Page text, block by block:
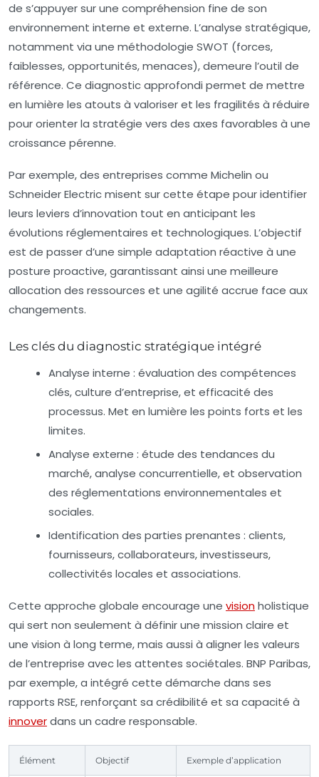
de s’appuyer sur une compréhension fine de son
environnement interne et externe. L’analyse stratégique,
notamment via une méthodologie SWOT (forces,
faiblesses, opportunités, menaces), demeure l’outil de
référence. Ce diagnostic approfondi permet de mettre
en lumière les atouts à valoriser et les fragilités à réduire
pour orienter la stratégie vers des axes favorables à une
croissance pérenne.
Par exemple, des entreprises comme Michelin ou
Schneider Electric misent sur cette étape pour identifier
leurs leviers d’innovation tout en anticipant les
évolutions réglementaires et technologiques. L’objectif
est de passer d’une simple adaptation réactive à une
posture proactive, garantissant ainsi une meilleure
allocation des ressources et une agilité accrue face aux
changements.
Les clés du diagnostic stratégique intégré
Analyse interne : évaluation des compétences
clés, culture d’entreprise, et efficacité des
processus. Met en lumière les points forts et les
limites.
Analyse externe : étude des tendances du
marché, analyse concurrentielle, et observation
des réglementations environnementales et
sociales.
Identification des parties prenantes : clients,
fournisseurs, collaborateurs, investisseurs,
collectivités locales et associations.
Cette approche globale encourage une visionholistique
qui sert non seulement à définir une mission claire et
une vision à long terme, mais aussi à aligner les valeurs
de l’entreprise avec les attentes sociétales. BNP Paribas,
par exemple, a intégré cette démarche dans ses
rapports RSE, renforçant sa crédibilité et sa capacité à
innoverdans un cadre responsable.
Élément Objectif Exemple d’application